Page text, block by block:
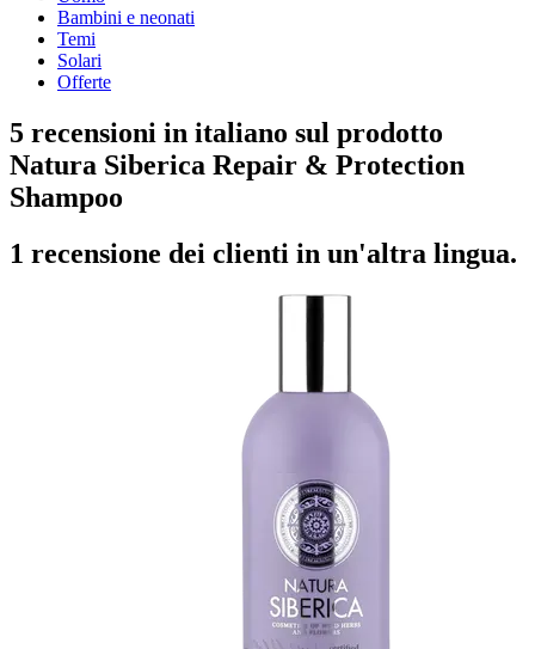
Bambini e neonati
Temi
Solari
Offerte
5 recensioni in italiano sul prodotto
Natura Siberica Repair & Protection
Shampoo
1 recensione dei clienti in un'altra lingua.